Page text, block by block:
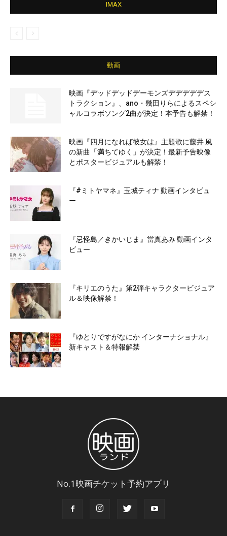
IMAX
動画
映画『デッドデッドデーモンズデデデデデス
トラクション』、ano・幾田りらによるスペシ
ャルコラボソング2曲が決定！本予告も解禁！
映画『四月になれば彼女は』主題歌に藤井 風
の新曲「満ちてゆく」が決定！最新予告映像
とポスタービジュアルも解禁！
『#ミトヤマネ』玉城ティナ 動画インタビュ
ー
『忌怪島／きかいじま』當真あみ 動画インタ
ビュー
『キリエのうた』第2弾キャラクタービジュア
ル＆映像解禁！
『ゆとりですがなにか インターナショナル』
新キャスト＆特報解禁
No.1映画チケット予約アプリ